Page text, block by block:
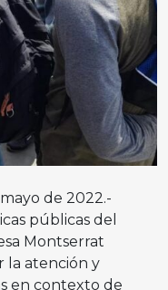
de 2022.-
públicas del
Montserrat
la atención y
en contexto de